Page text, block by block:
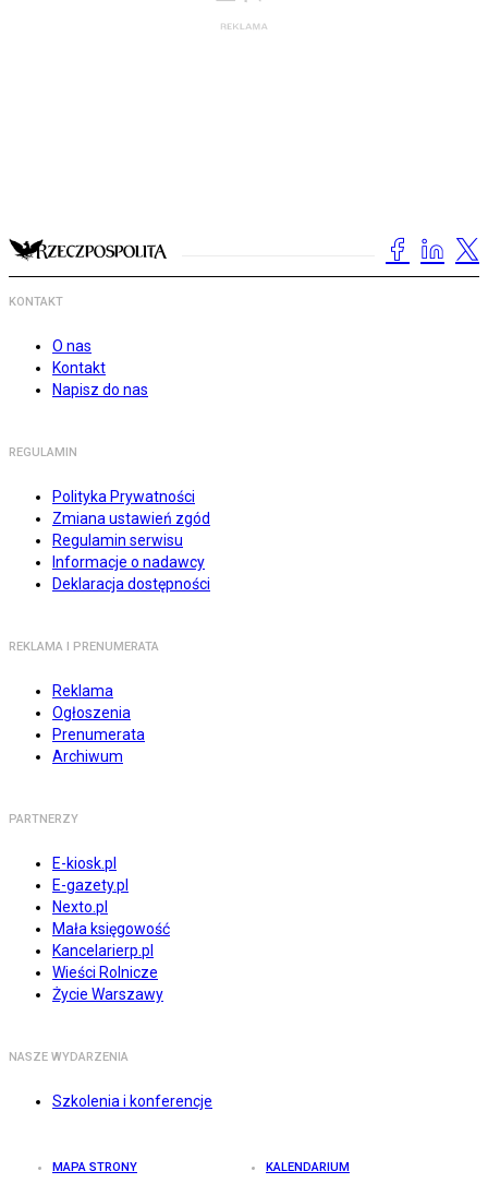
KONTAKT
O nas
Kontakt
Napisz do nas
REGULAMIN
Polityka Prywatności
Zmiana ustawień zgód
Regulamin serwisu
Informacje o nadawcy
Deklaracja dostępności
REKLAMA I PRENUMERATA
Reklama
Ogłoszenia
Prenumerata
Archiwum
PARTNERZY
E-kiosk.pl
E-gazety.pl
Nexto.pl
Mała księgowość
Kancelarierp.pl
Wieści Rolnicze
Życie Warszawy
NASZE WYDARZENIA
Szkolenia i konferencje
MAPA STRONY KALENDARIUM